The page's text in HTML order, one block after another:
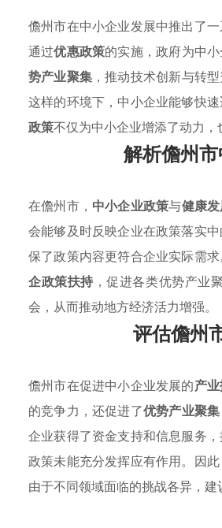
儋州市在中小企业发展中推出了一
通过优惠政策的实施，政府为中
势产业聚集 ，推动技术创新与转
这样的环境下，中小企业能够快
政策不仅为中小企业增添了动力
解析儋州
在儋州市， 中小企业政策与健康
会能够及时反映企业在政策落实
保了政策内容更符合企业实际需
企政策扶持 ，促进各类优势产业
会，从而推动地方经济活力增强。
评估儋州
儋州市在促进中小企业发展的产
的竞争力，还促进了优势产业聚集
企业获得了资金支持和信息服务
政策未能充分发挥应有作用。因
由于不同领域面临的挑战各异，